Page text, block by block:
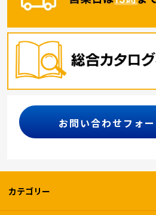
お問い合わせフォ
カテゴリー